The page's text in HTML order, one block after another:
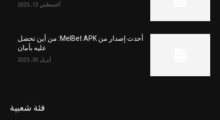
أغسطس 13, 2025
أحدث إصدار من MelBet APK: من أين تحصل
عليه بأمان
أبريل 30, 2025
فئة شعبية